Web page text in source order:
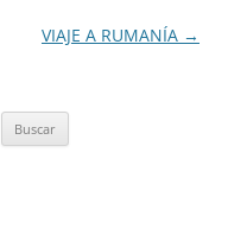
VIAJE A RUMANÍA →